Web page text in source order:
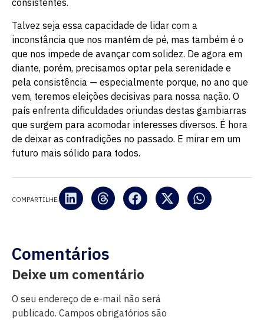
consistentes.
Talvez seja essa capacidade de lidar com a
inconstância que nos mantém de pé, mas também é o
que nos impede de avançar com solidez. De agora em
diante, porém, precisamos optar pela serenidade e
pela consistência — especialmente porque, no ano que
vem, teremos eleições decisivas para nossa nação. O
país enfrenta dificuldades oriundas destas gambiarras
que surgem para acomodar interesses diversos. É hora
de deixar as contradições no passado. E mirar em um
futuro mais sólido para todos.
COMPARTILHE:
Comentários
Deixe um comentário
O seu endereço de e-mail não será
publicado. Campos obrigatórios são